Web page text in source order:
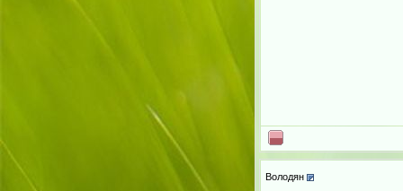
Володян